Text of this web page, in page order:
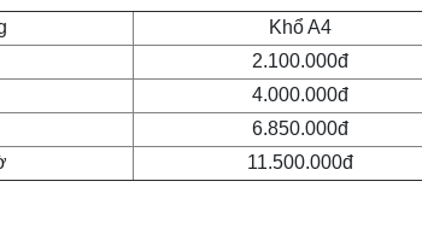
Khổ A4
2.100.000đ
4.000.000đ
6.850.000đ
11.500.000đ